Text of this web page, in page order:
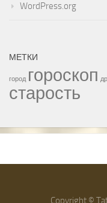
WordPress.org
МЕТКИ
город гороскоп
старость
Copyright ©